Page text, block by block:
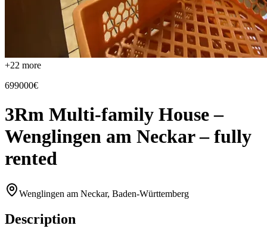
+22 more
699000€
3Rm Multi-family House –
Wenglingen am Neckar – fully
rented
Wenglingen am Neckar, Baden-Württemberg
Description